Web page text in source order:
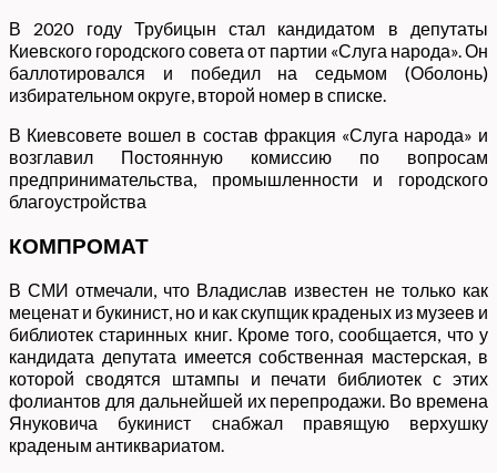
В 2020 году Трубицын стал кандидатом в депутаты
Киевского городского совета от партии «Слуга народа». Он
баллотировался и победил на седьмом (Оболонь)
избирательном округе, второй номер в списке.
В Киевсовете вошел в состав фракция «Слуга народа» и
возглавил Постоянную комиссию по вопросам
предпринимательства, промышленности и городского
благоустройства
КОМПРОМАТ
В СМИ отмечали, что Владислав известен не только как
меценат и букинист, но и как скупщик краденых из музеев и
библиотек старинных книг. Кроме того, сообщается, что у
кандидата депутата имеется собственная мастерская, в
которой сводятся штампы и печати библиотек с этих
фолиантов для дальнейшей их перепродажи. Во времена
Януковича букинист снабжал правящую верхушку
краденым антиквариатом.